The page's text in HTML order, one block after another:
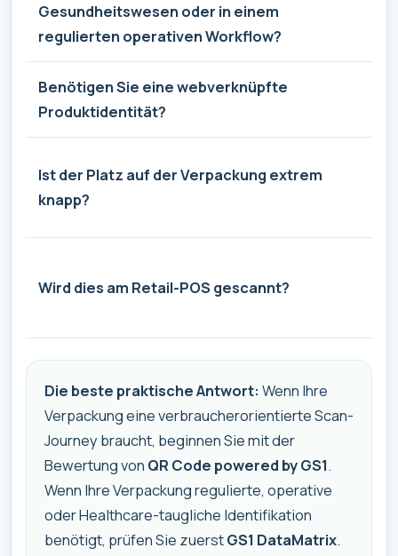
Gesundheitswesen oder in einem
regulierten operativen Workflow?
Benötigen Sie eine webverknüpfte
Produktidentität?
Ist der Platz auf der Verpackung extrem
knapp?
Wird dies am Retail-POS gescannt?
Die beste praktische Antwort: Wenn Ihre
Verpackung eine verbraucherorientierte Scan-
Journey braucht, beginnen Sie mit der
Bewertung von QR Code powered by GS1.
Wenn Ihre Verpackung regulierte, operative
oder Healthcare-taugliche Identifikation
benötigt, prüfen Sie zuerstGS1 DataMatrix.